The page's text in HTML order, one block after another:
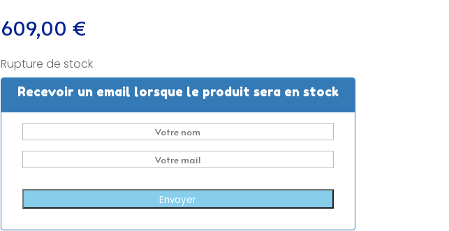
609,00 €
Rupture de stock
Recevoir un email lorsque le produit sera en stock
Envoyer